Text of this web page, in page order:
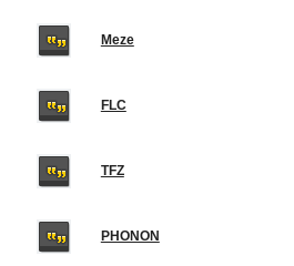
Meze
FLC
TFZ
PHONON